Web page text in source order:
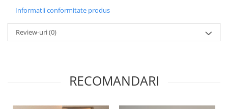
Informatii conformitate produs
Review-uri(0)
RECOMANDARI